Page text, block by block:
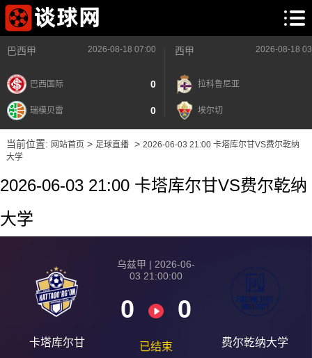
巴西甲 2026-08-18 07:00
巴西国际 0
瑞模贝雷 0
西甲 2026-08-18
拉科鲁尼亚
埃尔切
当前位置: 网站首页> 足球直播> 2026-06-03 21:00 卡塔库尔甘VS费尔乾纳
大学
2026-06-03 21:00 卡塔库尔甘VS费尔乾纳
大学
卡塔库尔甘
乌兹甲 | 2026-06-
03 21:00:00
0 0
已结束 费尔乾纳大学